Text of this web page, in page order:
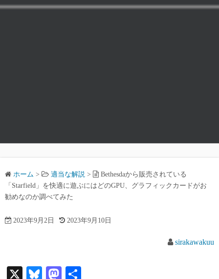
ホーム > 適当な解説 >
Bethesdaから販売されている
「Starfield」を快適に遊ぶにはどのGPU、グラフィックカードがお
勧めなのか調べてみた
2023年9月2日 2023年9月10日
sirakawakuu
X Bl M